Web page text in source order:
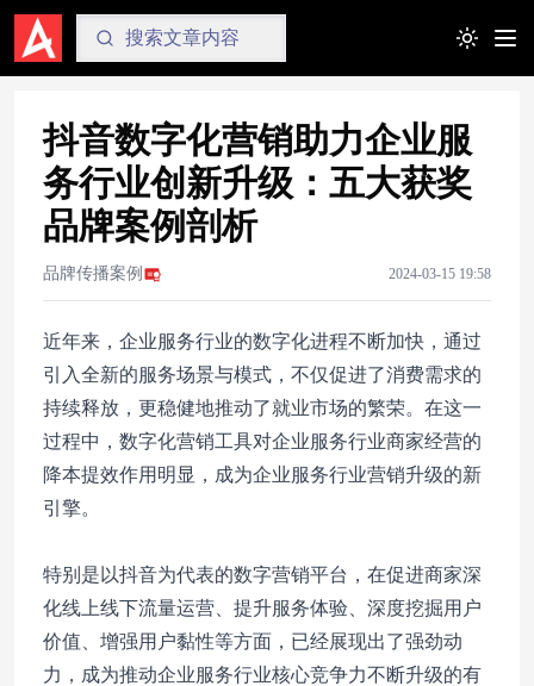
Toggle
抖音数字化营销助力企业服
务行业创新升级：五大获奖
品牌案例剖析
品牌传播案例 2024-03-15 19:58
近年来，企业服务行业的数字化进程不断加快，通过
引入全新的服务场景与模式，不仅促进了消费需求的
持续释放，更稳健地推动了就业市场的繁荣。在这一
过程中，数字化营销工具对企业服务行业商家经营的
降本提效作用明显，成为企业服务行业营销升级的新
引擎。
特别是以抖音为代表的数字营销平台，在促进商家深
化线上线下流量运营、提升服务体验、深度挖掘用户
价值、增强用户黏性等方面，已经展现出了强劲动
力，成为推动企业服务行业核心竞争力不断升级的有